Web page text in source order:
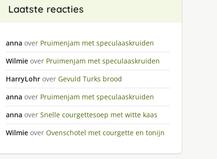
Laatste reacties
anna over Pruimenjam met speculaaskruiden
Wilmie over Pruimenjam met speculaaskruiden
HarryLohr over Gevuld Turks brood
anna over Pruimenjam met speculaaskruiden
anna over Snelle courgettesoep met witte kaas
Wilmie over Ovenschotel met courgette en tonijn